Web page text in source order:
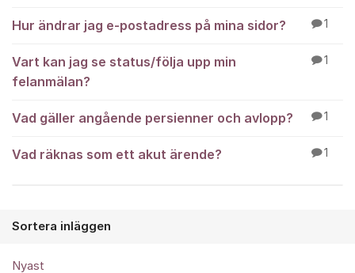
Hur ändrar jag e-postadress på mina sidor? 1
Vart kan jag se status/följa upp min
felanmälan?
1
Vad gäller angående persienner och avlopp? 1
Vad räknas som ett akut ärende? 1
Sortera inläggen
Nyast